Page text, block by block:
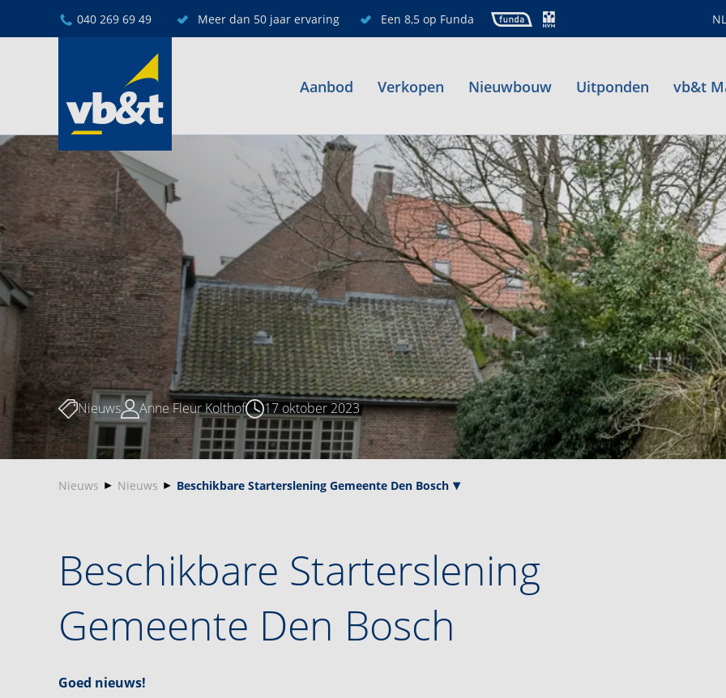
040 269 69 49 Meer dan 50 jaar ervaring Een 8,5 op Funda NL
Aanbod Verkopen Nieuwbouw Uitponden vb&t
Nieuws Anne Fleur Kolthof 17 oktober 2023
Nieuws Nieuws Beschikbare Starterslening Gemeente Den Bosch
Beschikbare Starterslening
Gemeente Den Bosch
Goed nieuws!